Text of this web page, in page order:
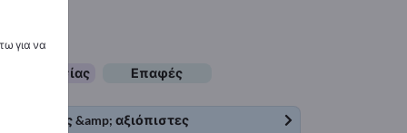
εργασίας Επαφές
&amp; αξιόπιστες
για να